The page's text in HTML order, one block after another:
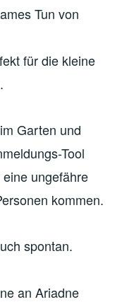
Tun von
für die kleine
Garten und
Tool
ungefähre
kommen.
spontan.
an Ariadne